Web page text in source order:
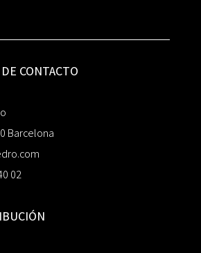
CONTACTO
Barcelona
02